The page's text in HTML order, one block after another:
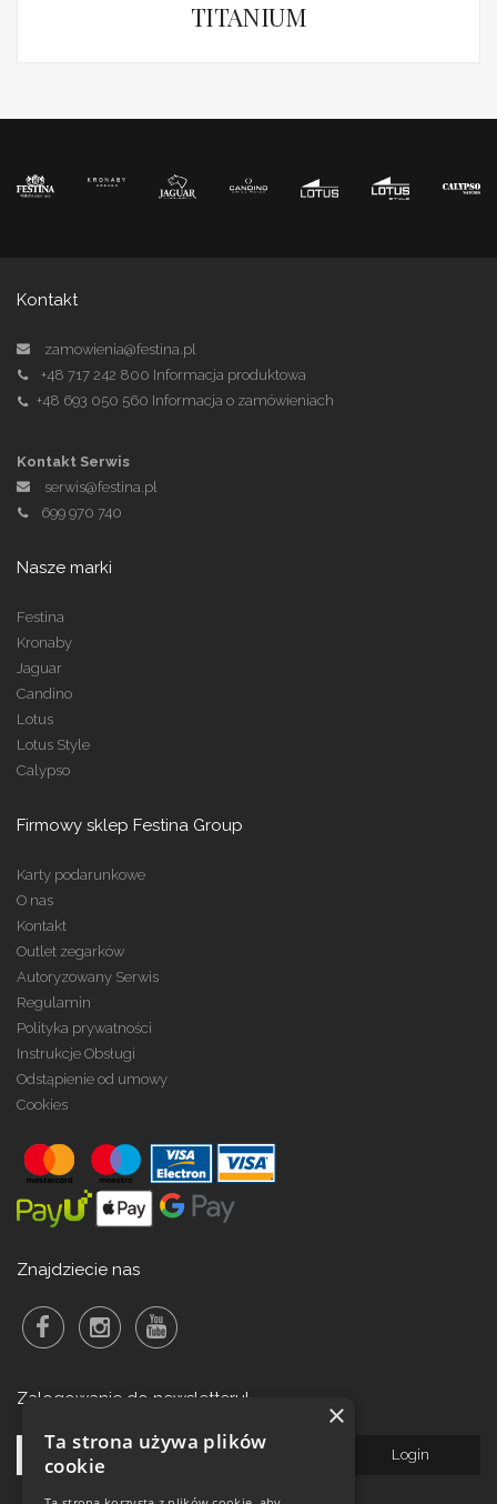
TITANIUM
Kontakt
zamowienia@festina.pl
+48 717 242 800 Informacja produktowa
+48 693 050 560 Informacja o zamówieniach
Kontakt Serwis
serwis@festina.pl
699 970 740
Nasze marki
Festina
Kronaby
Jaguar
Candino
Lotus
Lotus Style
Calypso
Firmowy sklep Festina Group
Karty podarunkowe
O nas
Kontakt
Outlet zegarków
Autoryzowany Serwis
Regulamin
Polityka prywatności
Instrukcje Obsługi
Odstąpienie od umowy
Cookies
Znajdziecie nas
Zalogowanie do newsletteru! ×
Ta strona używa plików
cookie